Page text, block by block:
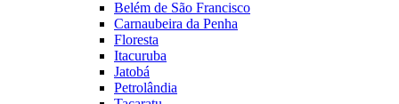
Belém de São Francisco
Carnaubeira da Penha
Floresta
Itacuruba
Jatobá
Petrolândia